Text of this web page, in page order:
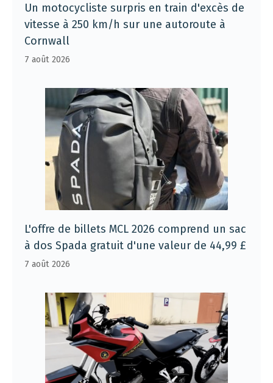
Un motocycliste surpris en train d'excès de
vitesse à 250 km/h sur une autoroute à
Cornwall
7 août 2026
L'offre de billets MCL 2026 comprend un sac
à dos Spada gratuit d'une valeur de 44,99 £
7 août 2026